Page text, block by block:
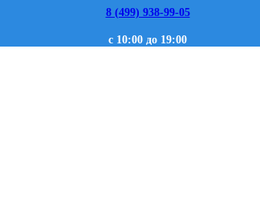
8 (499) 938-99-05
с 10:00 до 19:00